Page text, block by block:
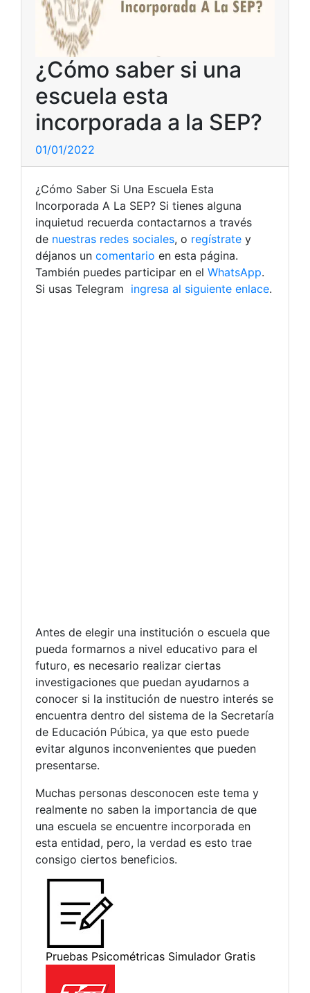
¿Cómo saber si una
escuela esta
incorporada a la SEP?
01/01/2022
¿Cómo Saber Si Una Escuela Esta
Incorporada A La SEP? Si tienes alguna
inquietud recuerda contactarnos a través
de nuestras redes sociales, o regístrate y
déjanos un comentario en esta página.
También puedes participar en el WhatsApp.
Si usas Telegram ingresa al siguiente enlace.
Antes de elegir una institución o escuela que
pueda formarnos a nivel educativo para el
futuro, es necesario realizar ciertas
investigaciones que puedan ayudarnos a
conocer si la institución de nuestro interés se
encuentra dentro del sistema de la Secretaría
de Educación Púbica, ya que esto puede
evitar algunos inconvenientes que pueden
presentarse.
Muchas personas desconocen este tema y
realmente no saben la importancia de que
una escuela se encuentre incorporada en
esta entidad, pero, la verdad es esto trae
consigo ciertos beneficios.